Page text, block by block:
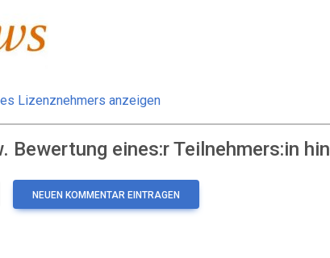
Lizenznehmers anzeigen
Bewertung eines:r Teilnehmers:in